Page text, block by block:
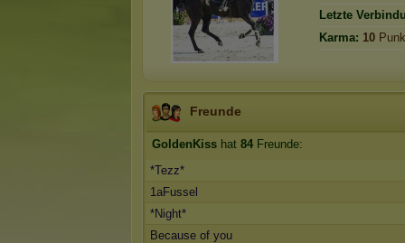
Letzte
Karma: 10
Freunde
GoldenKiss hat 84 Freunde:
*Tezz*
1aFussel
*Night*
Because of you